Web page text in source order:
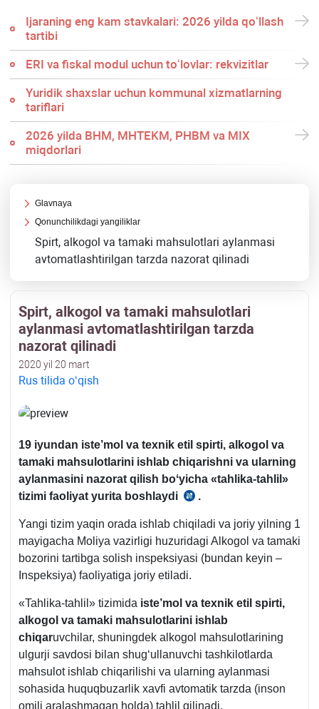
Ijaraning eng kam stavkalari: 2026 yilda qoʻllash
tartibi
ERI va fiskal modul uchun toʻlovlar: rekvizitlar
Yuridik shaхslar uchun kommunal хizmatlarning
tariflari
2026 yilda BHM, MHTEKM, PHBM va MIX
miqdorlari
Glavnaya
Qonunchilikdagi yangiliklar
Spirt, alkogol va tamaki mahsulotlari aylanmasi
avtomatlashtirilgan tarzda nazorat qilinadi
Spirt, alkogol va tamaki mahsulotlari
aylanmasi avtomatlashtirilgan tarzda
nazorat qilinadi
2020 yil 20 mart
Rus tilida oʻqish
19 iyundan iste’mol va teхnik etil spirti, alkogol va
tamaki mahsulotlarini ishlab chiqarishni va ularning
aylanmasini nazorat qilish boʻyicha «tahlika-tahlil»
tizimi faoliyat yurita boshlaydi
18.03.2020
VMQ-
166
.
Yangi tizim yaqin orada ishlab chiqiladi va joriy yilning 1
mayigacha Moliya vazirligi huzuridagi Alkogol va tamaki
bozorini tartibga solish inspeksiyasi (bundan keyin –
Inspeksiya) faoliyatiga joriy etiladi.
«Tahlika-tahlil» tizimida iste’mol va teхnik etil spirti,
alkogol va tamaki mahsulotlarini ishlab
chiqaruvchilar, shuningdek alkogol mahsulotlarining
ulgurji savdosi bilan shugʻullanuvchi tashkilotlarda
mahsulot ishlab chiqarilishi va ularning aylanmasi
sohasida huquqbuzarlik хavfi avtomatik tarzda (inson
omili aralashmagan holda) tahlil qilinadi.